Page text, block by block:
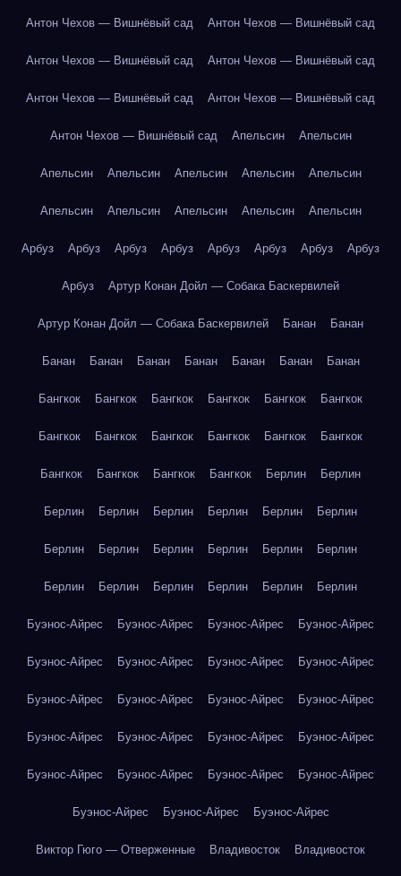
Антон Чехов — Вишнёвый сад Антон Чехов — Вишнёвый сад
Антон Чехов — Вишнёвый сад Антон Чехов — Вишнёвый сад
Антон Чехов — Вишнёвый сад Антон Чехов — Вишнёвый сад
Антон Чехов — Вишнёвый сад Апельсин Апельсин
Апельсин Апельсин Апельсин Апельсин Апельсин
Апельсин Апельсин Апельсин Апельсин Апельсин
Арбуз Арбуз Арбуз Арбуз Арбуз Арбуз Арбуз Арбуз
Арбуз Артур Конан Дойл — Собака Баскервилей
Артур Конан Дойл — Собака Баскервилей Банан Банан
Банан Банан Банан Банан Банан Банан Банан
Бангкок Бангкок Бангкок Бангкок Бангкок Бангкок
Бангкок Бангкок Бангкок Бангкок Бангкок Бангкок
Бангкок Бангкок Бангкок Бангкок Берлин Берлин
Берлин Берлин Берлин Берлин Берлин Берлин
Берлин Берлин Берлин Берлин Берлин Берлин
Берлин Берлин Берлин Берлин Берлин Берлин
Буэнос-Айрес Буэнос-Айрес Буэнос-Айрес Буэнос-Айрес
Буэнос-Айрес Буэнос-Айрес Буэнос-Айрес Буэнос-Айрес
Буэнос-Айрес Буэнос-Айрес Буэнос-Айрес Буэнос-Айрес
Буэнос-Айрес Буэнос-Айрес Буэнос-Айрес Буэнос-Айрес
Буэнос-Айрес Буэнос-Айрес Буэнос-Айрес Буэнос-Айрес
Буэнос-Айрес Буэнос-Айрес Буэнос-Айрес
Виктор Гюго — Отверженные Владивосток Владивосток